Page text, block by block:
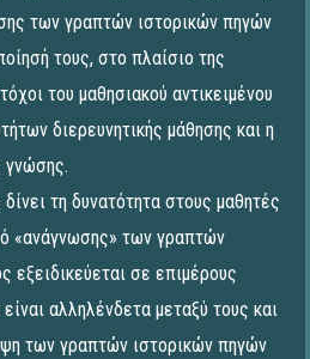
των γραπτών ιστορικών πηγών
τους, στο πλαίσιο της
του μαθησιακού αντικειμένου
διερευνητικής μάθησης και η
γνώσης.
τη δυνατότητα στους μαθητές
«ανάγνωσης» των γραπτών
εξειδικεύεται σε επιμέρους
αλληλένδετα μεταξύ τους και
των γραπτών ιστορικών πηγών